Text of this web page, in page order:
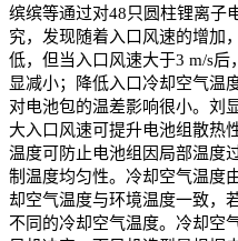
缤缤等通过对48只圆柱锂离子
究，发现随着入口风速的增加
低，但当入口风速大于3 m/s
显减小；降低入口冷却空气温
对电池包的温差影响很小。刘
大入口风速可提升电池组散热
温度可防止电池组因局部温度
制温度均匀性。冷却空气温度
却空气温度与环境温度一致，
不同的冷却空气温度。冷却空